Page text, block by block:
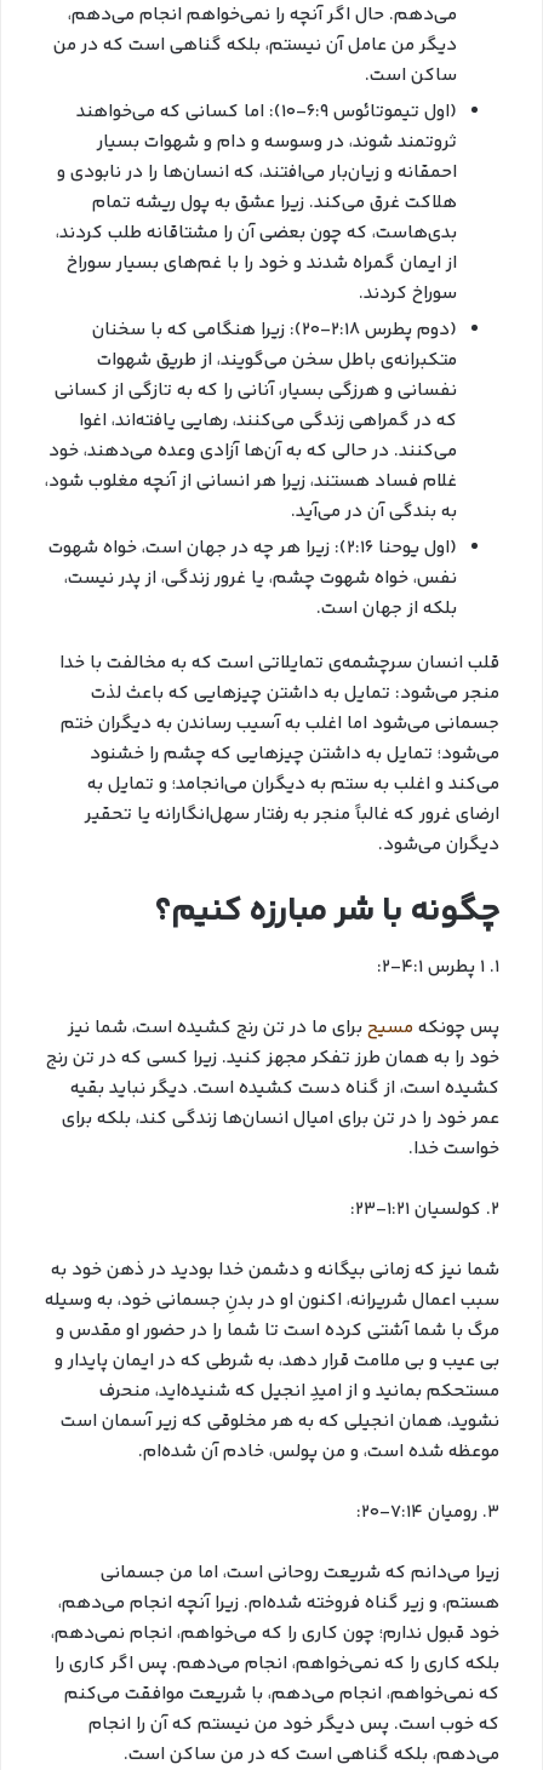
می‌دهم. حال اگر آنچه را نمی‌خواهم انجام می‌دهم،
دیگر من عامل آن نیستم، بلکه گناهی است که در من
ساکن است.
(اول تیموتائوس ۶:۹-۱۰): اما کسانی که می‌خواهند
ثروتمند شوند، در وسوسه و دام و شهوات بسیار
احمقانه و زیان‌بار می‌افتند، که انسان‌ها را در نابودی و
هلاکت غرق می‌کند. زیرا عشق به پول ریشه تمام
بدی‌هاست، که چون بعضی آن را مشتاقانه طلب کردند،
از ایمان گمراه شدند و خود را با غم‌های بسیار سوراخ
سوراخ کردند.
(دوم پطرس ۲:۱۸-۲۰): زیرا هنگامی که با سخنان
متکبرانه‌ی باطل سخن می‌گویند، از طریق شهوات
نفسانی و هرزگی بسیار، آنانی را که به تازگی از کسانی
که در گمراهی زندگی می‌کنند، رهایی یافته‌اند، اغوا
می‌کنند. در حالی که به آن‌ها آزادی وعده می‌دهند، خود
غلام فساد هستند، زیرا هر انسانی از آنچه مغلوب شود،
به بندگی آن در می‌آید.
(اول یوحنا ۲:۱۶): زیرا هر چه در جهان است، خواه شهوت
نفس، خواه شهوت چشم، یا غرور زندگی، از پدر نیست،
بلکه از جهان است.
قلب انسان سرچشمه‌ی تمایلاتی است که به مخالفت با خدا
منجر می‌شود: تمایل به داشتن چیزهایی که باعث لذت
جسمانی می‌شود اما اغلب به آسیب رساندن به دیگران ختم
می‌شود؛ تمایل به داشتن چیزهایی که چشم را خشنود
می‌کند و اغلب به ستم به دیگران می‌انجامد؛ و تمایل به
ارضای غرور که غالباً منجر به رفتار سهل‌انگارانه یا تحقیر
دیگران می‌شود.
چگونه با شر مبارزه کنیم؟
1. 1 پطرس 4:1-2:
پس چونکه مسیحبرای ما در تن رنج کشیده است، شما نیز
خود را به همان طرز تفکر مجهز کنید. زیرا کسی که در تن رنج
کشیده است، از گناه دست کشیده است. دیگر نباید بقیه
عمر خود را در تن برای امیال انسان‌ها زندگی کند، بلکه برای
خواست خدا.
2. کولسیان 1:21-23:
شما نیز که زمانی بیگانه و دشمن خدا بودید در ذهن خود به
سبب اعمال شریرانه، اکنون او در بدنِ جسمانی خود، به وسیله
مرگ با شما آشتی کرده است تا شما را در حضور او مقدس و
بی عیب و بی ملامت قرار دهد، به شرطی که در ایمان پایدار و
مستحکم بمانید و از امیدِ انجیل که شنیده‌اید، منحرف
نشوید، همان انجیلی که به هر مخلوقی که زیر آسمان است
موعظه شده است، و من پولس، خادم آن شده‌ام.
3. رومیان 7:14-20:
زیرا می‌دانم که شریعت روحانی است، اما من جسمانی
هستم، و زیر گناه فروخته شده‌ام. زیرا آنچه انجام می‌دهم،
خود قبول ندارم؛ چون کاری را که می‌خواهم، انجام نمی‌دهم،
بلکه کاری را که نمی‌خواهم، انجام می‌دهم. پس اگر کاری را
که نمی‌خواهم، انجام می‌دهم، با شریعت موافقت می‌کنم
که خوب است. پس دیگر خود من نیستم که آن را انجام
می‌دهم، بلکه گناهی است که در من ساکن است.